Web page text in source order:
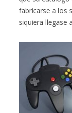
fabricarse a los
siquiera llegase